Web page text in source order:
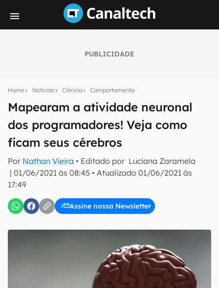
PUBLICIDADE
Home Notícias Ciência Comportamento
Mapearam a atividade neuronal
dos programadores! Veja como
ficam seus cérebros
Por Nathan Vieira • Editado por Luciana Zaramela
| 01/06/2021 às 08:45 • Atualizado 01/06/2021 às
17:49
Assine nossa Newsletter
notícias e reviews sobre tecnologia em primeira
E-mail
inscreva-se
Uso e Política de Privacidade do Canaltech.